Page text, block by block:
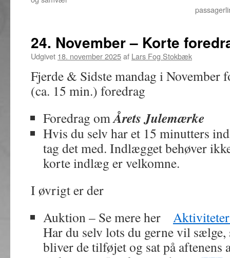
24. November – Korte
Udgivet 18. november 2025af Lars Fog Stokbæk
Fjerde & Sidste mandag i
(ca. 15 min.) foredrag
Foredrag omÅrets Julemærke
Hvis du selv har et 15 minutters
tag det med. Indlægget behøver
korte indlæg er velkomne.
I øvrigt er der
Auktion – Se mere her
Har du selv lots du gerne vil sælge,
bliver de tilføjet og sat på aftenens